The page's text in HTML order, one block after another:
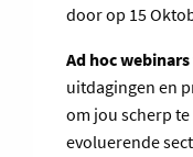
door op 15
Ad hoc webinars
uitdagingen en
om jou scherp
evoluerende